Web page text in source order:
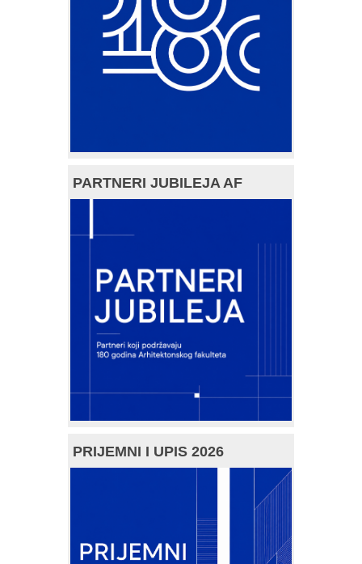
PARTNERI JUBILEJA AF
PRIJEMNI I UPIS 2026